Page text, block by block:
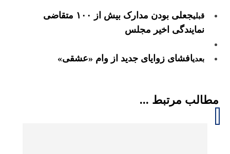
قبلی
جعلی بودن مدارک بیش از ۱۰۰ متقاضی
نمایندگی اخیر مجلس
بعدیافشای زوایای جدید از وام «عشقی»
مطالب مرتبط ...